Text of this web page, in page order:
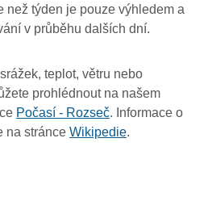
než týden je pouze výhledem a
v průběhu dalších dní.
teplot, větru nebo
prohlédnout na našem
Počasí - Rozseč. Informace o
na stránce Wikipedie.